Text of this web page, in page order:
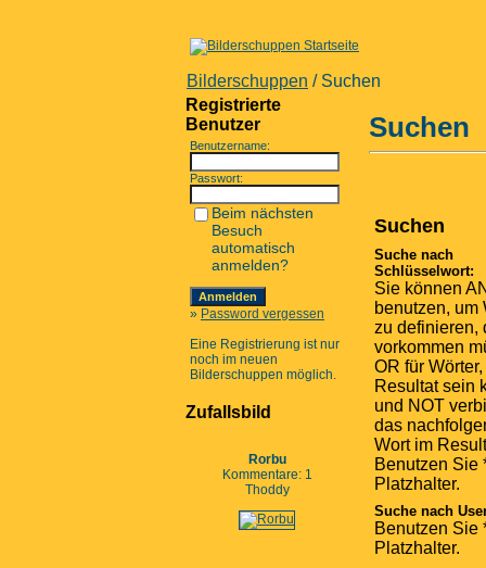
Bilderschuppen / Suchen
Registrierte
Benutzer
Benutzername:
Passwort:
Beim nächsten
Besuch
automatisch
anmelden?
» Password vergessen
Eine Registrierung ist nur
noch im neuen
Bilderschuppen möglich.
Zufallsbild
Rorbu
Kommentare: 1
Thoddy
Suchen
Suchen
Suche nach
Schlüsselwort:
Sie können
benutzen, um
zu definieren,
vorkommen
OR für
Resultat sein
und NOT
das
Wort im
Benutzen Sie
Platzhalter.
Suche nach
Benutzen Sie
Platzhalter.